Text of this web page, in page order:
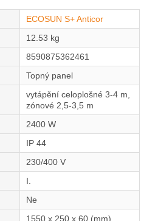
ECOSUN S+ Anticor
12.53 kg
8590875362461
Topný panel
vytápění celoplošné 3-4 m,
zónové 2,5-3,5 m
2400 W
IP 44
230/400 V
I.
Ne
1550 x 250 x 60 (mm)